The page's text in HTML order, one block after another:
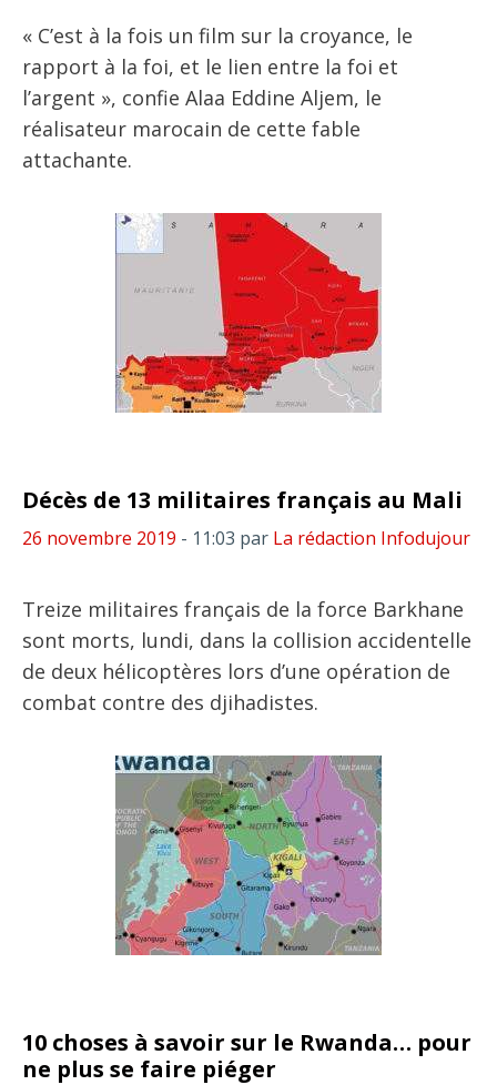
« C’est à la fois un film sur la croyance, le
rapport à la foi, et le lien entre la foi et
l’argent », confie Alaa Eddine Aljem, le
réalisateur marocain de cette fable
attachante.
Décès de 13 militaires français au Mali
26 novembre 2019 - 11:03 par La rédaction Infodujour
Treize militaires français de la force Barkhane
sont morts, lundi, dans la collision accidentelle
de deux hélicoptères lors d’une opération de
combat contre des djihadistes.
10 choses à savoir sur le Rwanda… pour
ne plus se faire piéger